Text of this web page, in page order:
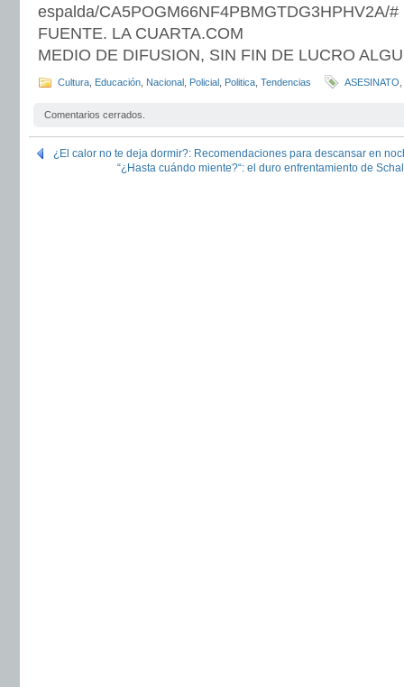
espalda/CA5POGM66NF4PBMGTDG3HPHV2A/#
FUENTE. LA CUARTA.COM
MEDIO DE DIFUSION, SIN FIN DE LUCRO
Cultura Educación Nacional Policial Politica Tendencias ASESINATO
Comentarios cerrados.
¿El calor no te deja dormir?: Recomendaciones para descansar en
“¿Hasta cuándo miente?“: el duro enfrentamiento de